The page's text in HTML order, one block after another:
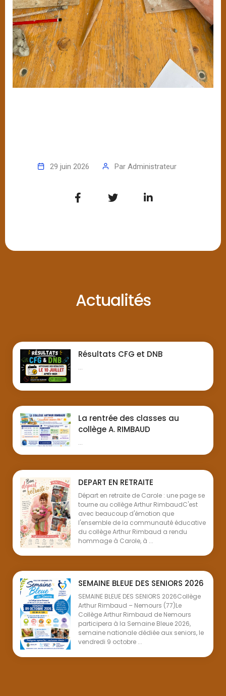
29 juin 2026 Par Administrateur
Actualités
Résultats CFG et DNB
...
La rentrée des classes au
collège A. RIMBAUD
...
DEPART EN RETRAITE
Départ en retraite de Carole : une page se
tourne au collège Arthur RimbaudC'est
avec beaucoup d'émotion que
l'ensemble de la communauté éducative
du collège Arthur Rimbaud a rendu
hommage à Carole, à ...
SEMAINE BLEUE DES SENIORS 2026
SEMAINE BLEUE DES SENIORS 2026Collège
Arthur Rimbaud – Nemours (77)Le
Collège Arthur Rimbaud de Nemours
participera à la Semaine Bleue 2026,
semaine nationale dédiée aux seniors, le
vendredi 9 octobre ...